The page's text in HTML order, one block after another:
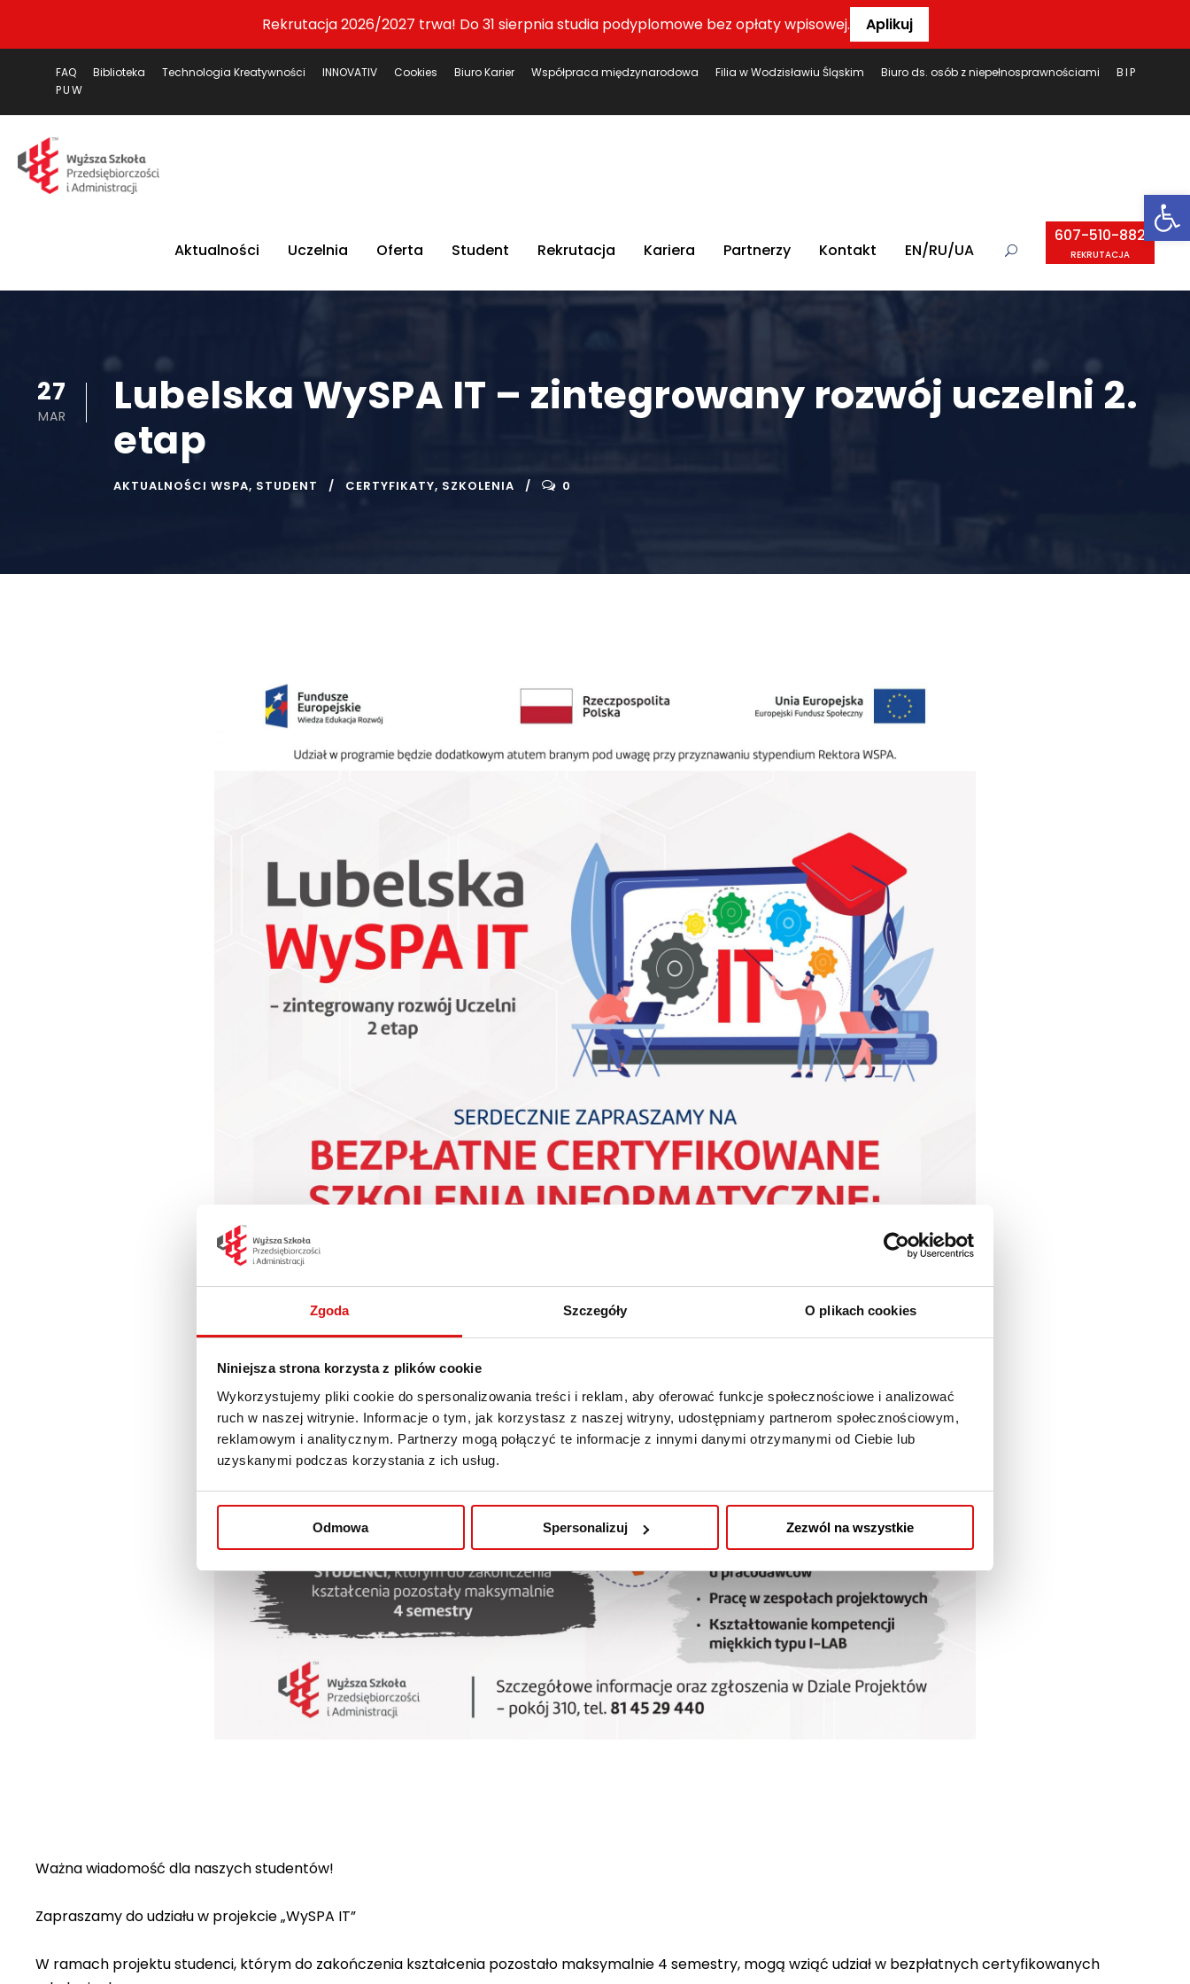
Zgoda Szczegóły O plikach cookies
Niniejsza strona korzysta z plików cookie
Wykorzystujemy pliki cookie do spersonalizowania treści i reklam, aby oferować funkcje społecznościowe i analizować
ruch w naszej witrynie. Informacje o tym, jak korzystasz z naszej witryny, udostępniamy partnerom społecznościowym,
reklamowym i analitycznym. Partnerzy mogą połączyć te informacje z innymi danymi otrzymanymi od Ciebie lub
uzyskanymi podczas korzystania z ich usług.
Odmowa Spersonalizuj Zezwól na wszystkie
Rekrutacja 2026/2027 trwa! Do 31 sierpnia studia podyplomowe bez opłaty wpisowej. Aplikuj
FAQ Biblioteka Technologia Kreatywności INNOVATIV Cookies Biuro Karier Współpraca międzynarodowa Filia w Wodzisławiu Śląskim Biuro ds. osób z niepełnosprawnościami
BIP
PUW
Aktualności Uczelnia Oferta Student Rekrutacja Kariera Partnerzy Kontakt EN/RU/UA
607-510-882
REKRUTACJA
27
MAR
Lubelska WySPA IT – zintegrowany rozwój uczelni 2.
etap
AKTUALNOŚCI WSPA, STUDENT CERTYFIKATY, SZKOLENIA 0
Ważna wiadomość dla naszych studentów!
Zapraszamy do udziału w projekcie „WySPA IT”
W ramach projektu studenci, którym do zakończenia kształcenia pozostało maksymalnie 4 semestry, mogą wziąć udział w bezpłatnych certyfikowanych